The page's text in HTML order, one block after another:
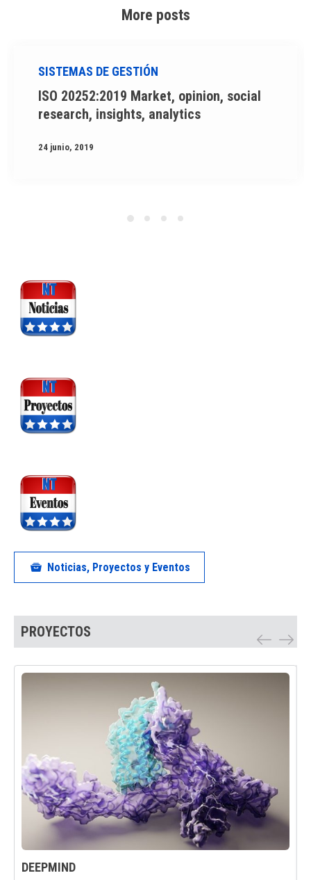
More posts
SISTEMAS DE GESTIÓN
ISO 20252:2019 Market, opinion, social
research, insights, analytics
24 junio, 2019
Noticias, Proyectos y Eventos
PROYECTOS
DEEPMIND